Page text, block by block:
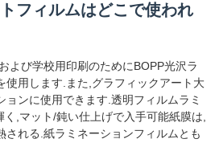
フィルムはどこで使われ
よび学校用印刷のためにBOPP光沢ラ
使用します.また,グラフィックアート大
ョンに使用できます.透明フィルムラミ
,マット/鈍い仕上げで入手可能紙膜は,
される.紙ラミネーションフィルムとも